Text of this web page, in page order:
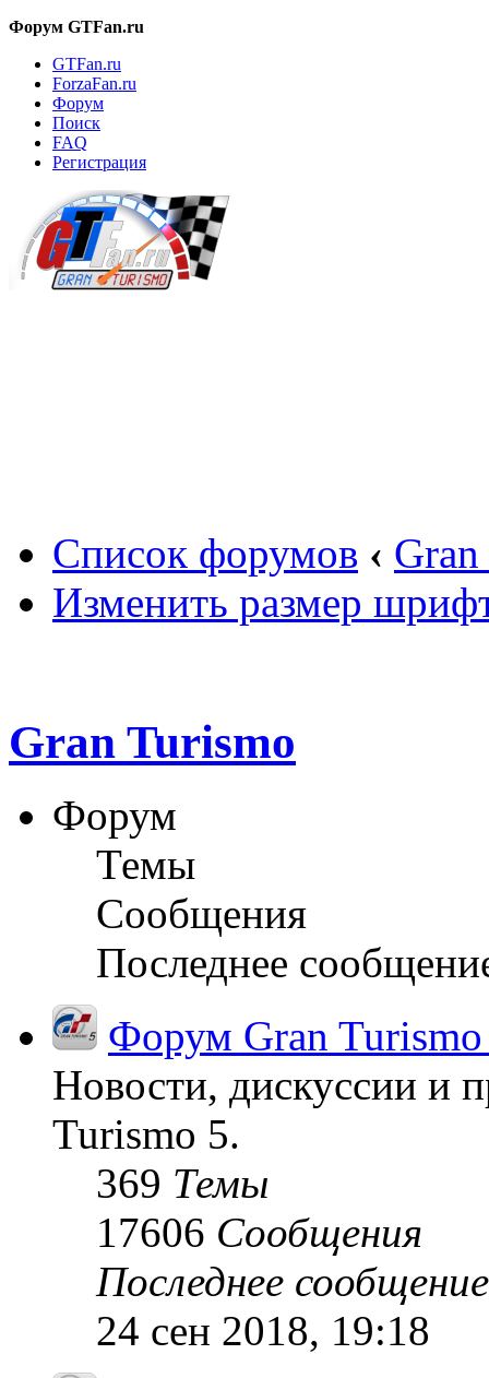
Форум GTFan.ru
GTFan.ru
ForzaFan.ru
Форум
Поиск
FAQ
Регистрация
Список форумов ‹
Изменить размер
Gran Turismo
Форум
Темы
Сообщения
Последнее
Форум Gran
Новости, дискуссии и
Turismo 5.
369 Темы
17606 Сообщения
Последнее сообщение
24 сен 2018, 19:18